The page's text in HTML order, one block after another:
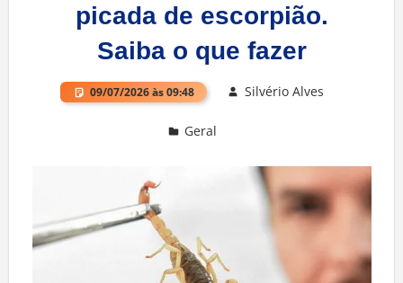
picada de escorpião.
Saiba o que fazer
09/07/2026 às 09:48 Silvério Alves
Geral